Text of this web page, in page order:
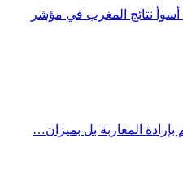
يسجل أسوأ نتائج المغرب في مؤشر
بإرادة المغاربة بل بميزان…